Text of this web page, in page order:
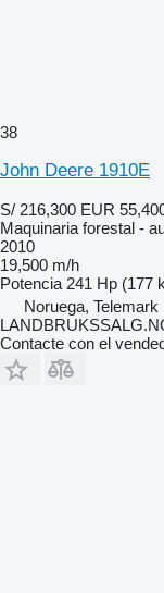
38
John Deere 1910E
S/ 216,300 EUR
Maquinaria forestal -
2010
19,500 m/h
Potencia 241 Hp (177
Noruega, Telemark
Contacte con el